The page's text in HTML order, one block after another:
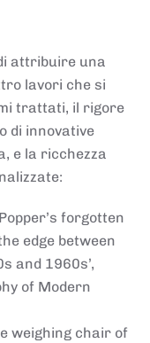
attribuire una
lavori che si
trattati, il rigore
di innovative
e la ricchezza
forgotten
edge between
and 1960s’,
of Modern
weighing chair of